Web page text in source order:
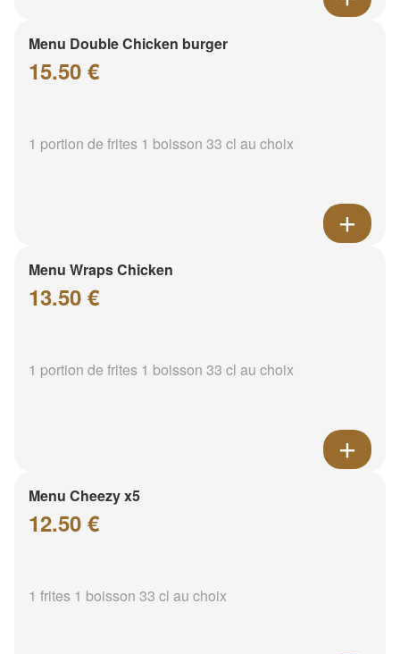
Menu Double Chicken burger
15.50 €
1 portion de frites 1 boisson 33 cl au choix
Menu Wraps Chicken
13.50 €
1 portion de frites 1 boisson 33 cl au choix
Menu Cheezy x5
12.50 €
1 frites 1 boisson 33 cl au choix